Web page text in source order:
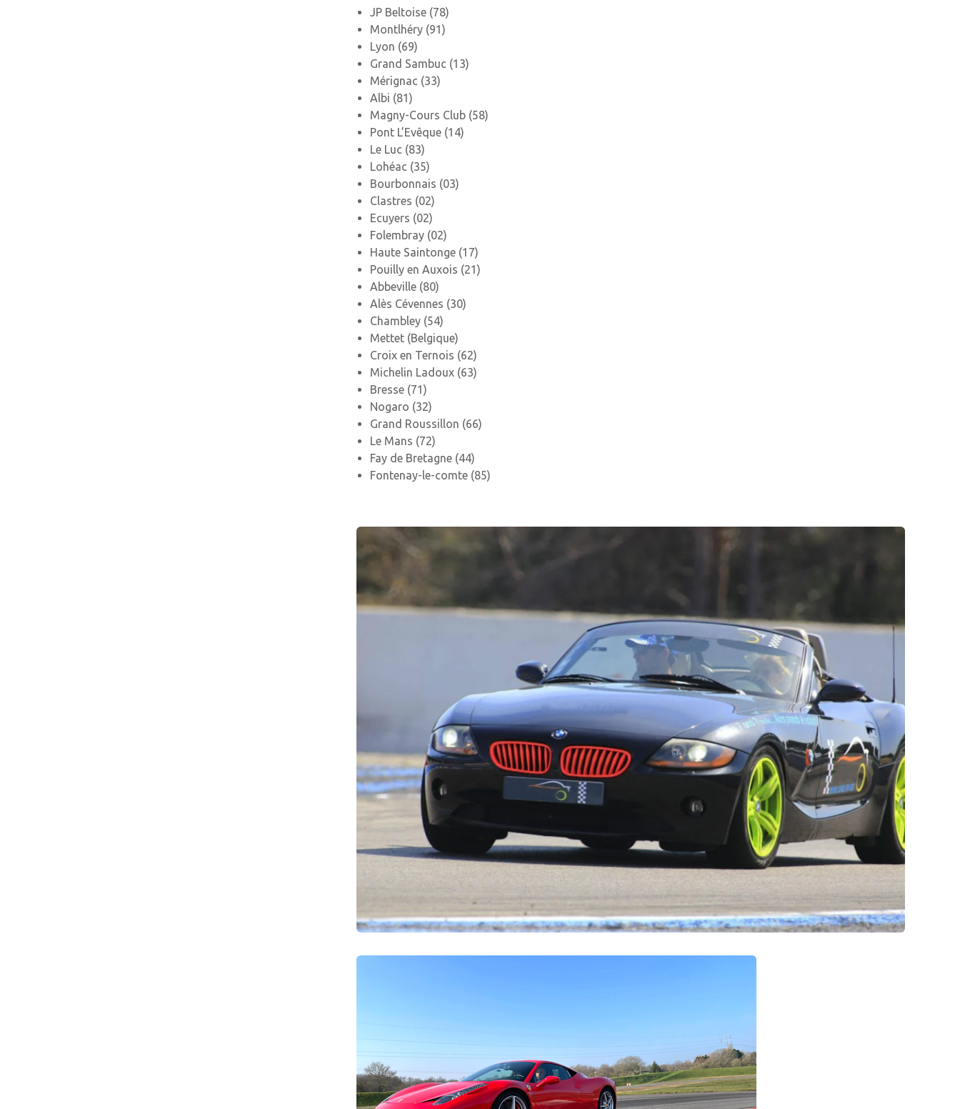
JP Beltoise (78)
Montlhéry (91)
Lyon (69)
Grand Sambuc (13)
Mérignac (33)
Albi (81)
Magny-Cours Club (58)
Pont L’Evêque (14)
Le Luc (83)
Lohéac (35)
Bourbonnais (03)
Clastres (02)
Ecuyers (02)
Folembray (02)
Haute Saintonge (17)
Pouilly en Auxois (21)
Abbeville (80)
Alès Cévennes (30)
Chambley (54)
Mettet (Belgique)
Croix en Ternois (62)
Michelin Ladoux (63)
Bresse (71)
Nogaro (32)
Grand Roussillon (66)
Le Mans (72)
Fay de Bretagne (44)
Fontenay-le-comte (85)